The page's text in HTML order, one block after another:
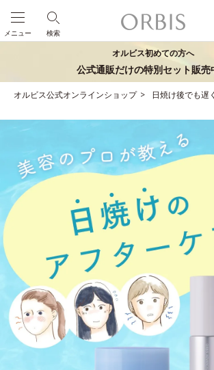
検索
メニュー
オルビス初めての方へ
公式通販だけの特別セット販売
オルビス公式オンラインショップ 日焼け後でも遅